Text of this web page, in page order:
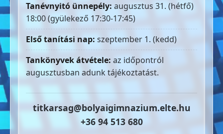
Tanévnyitó ünnepély: augusztus 31. (hétfő)
18:00 (gyülekező 17:30-17:45)
Első tanítási nap: szeptember 1. (kedd)
Tankönyvek átvétele: az időpontról
augusztusban adunk tájékoztatást.
titkarsag@bolyaigimnazium.elte.hu
+36 94 513 680